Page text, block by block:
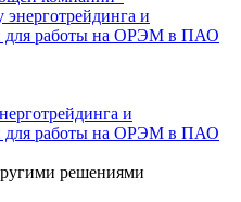
и
для работы на ОРЭМ в ПАО
решениями